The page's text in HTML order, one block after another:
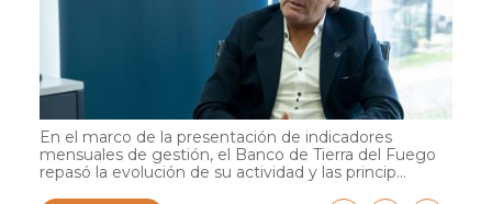
En el marco de la presentación de indicadores
mensuales de gestión, el Banco de Tierra del Fuego
repasó la evolución de su actividad y las princip...